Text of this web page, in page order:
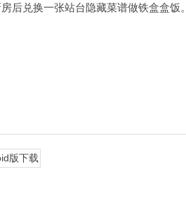
后兑换一张站台隐藏菜谱做铁盒盒饭。